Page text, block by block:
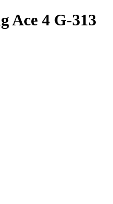
Ace 4 G-313